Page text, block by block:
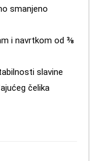
smanjeno
i navrtkom od ⅜
slavine
čelika